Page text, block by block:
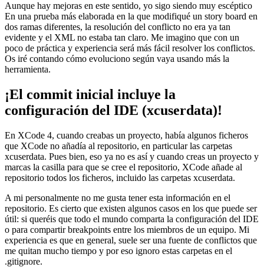
Aunque hay mejoras en este sentido, yo sigo siendo muy escéptico
En una prueba más elaborada en la que modifiqué un story board en
dos ramas diferentes, la resolución del conflicto no era ya tan
evidente y el XML no estaba tan claro. Me imagino que con un
poco de práctica y experiencia será más fácil resolver los conflictos.
Os iré contando cómo evoluciono según vaya usando más la
herramienta.
¡El commit inicial incluye la
configuración del IDE (xcuserdata)!
En XCode 4, cuando creabas un proyecto, había algunos ficheros
que XCode no añadía al repositorio, en particular las carpetas
xcuserdata. Pues bien, eso ya no es así y cuando creas un proyecto y
marcas la casilla para que se cree el repositorio, XCode añade al
repositorio todos los ficheros, incluido las carpetas xcuserdata.
A mi personalmente no me gusta tener esta información en el
repositorio. Es cierto que existen algunos casos en los que puede ser
útil: si queréis que todo el mundo comparta la configuración del IDE
o para compartir breakpoints entre los miembros de un equipo. Mi
experiencia es que en general, suele ser una fuente de conflictos que
me quitan mucho tiempo y por eso ignoro estas carpetas en el
.gitignore.